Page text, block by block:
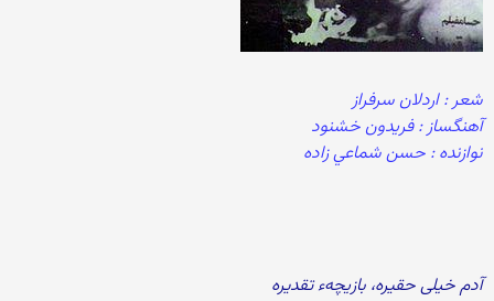
شعر : اردلان سرفراز
آهنگساز : فريدون خشنود
نوازنده : حسن شماعي زاده
آدم خیلی حقیره، بازیچهء تقدیره